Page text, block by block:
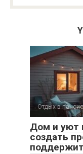
Отдых в
Дом и уют
создать